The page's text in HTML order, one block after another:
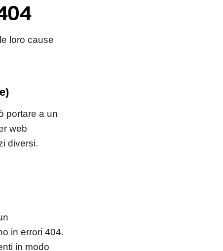
loro cause
portare a un
web
diversi.
in errori 404.
in modo